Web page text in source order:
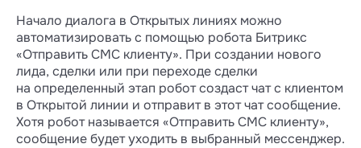
с красным крестиком.
Добавить можно только тот тип медиа,
который вы выбрали при создании
шаблона. Например, если вы согласовали
шаблон с изображением, прикрепляйте
только картинки — отправить видео или
документ не получится.
Начало диалога в Открытых линиях можно
автоматизировать с помощью робота Битрикс
«Отправить СМС клиенту». При создании нового
лида, сделки или при переходе сделки
на определенный этап робот создаст чат с клиентом
в Открытой линии и отправит в этот чат сообщение.
Хотя робот называется «Отправить СМС клиенту»,
сообщение будет уходить в выбранный мессенджер.